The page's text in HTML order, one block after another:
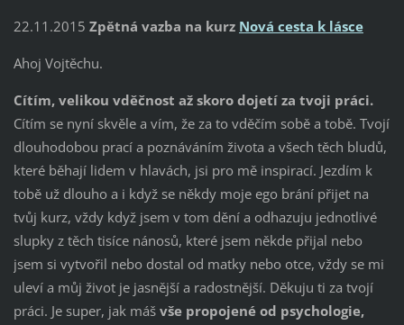
22.11.2015 Zpětná vazba na kurz Nová cesta k lásce
Ahoj Vojtěchu.
Cítím, velikou vděčnost až skoro dojetí za tvoji práci.
Cítím se nyní skvěle a vím, že za to vděčím sobě a tobě. Tvojí
dlouhodobou prací a poznáváním života a všech těch bludů,
které běhají lidem v hlavách, jsi pro mě inspirací. Jezdím k
tobě už dlouho a i když se někdy moje ego brání přijet na
tvůj kurz, vždy když jsem v tom dění a odhazuju jednotlivé
slupky z těch tisíce nánosů, které jsem někde přijal nebo
jsem si vytvořil nebo dostal od matky nebo otce, vždy se mi
uleví a můj život je jasnější a radostnější. Děkuju ti za tvojí
práci. Je super, jak máš vše propojené od psychologie,